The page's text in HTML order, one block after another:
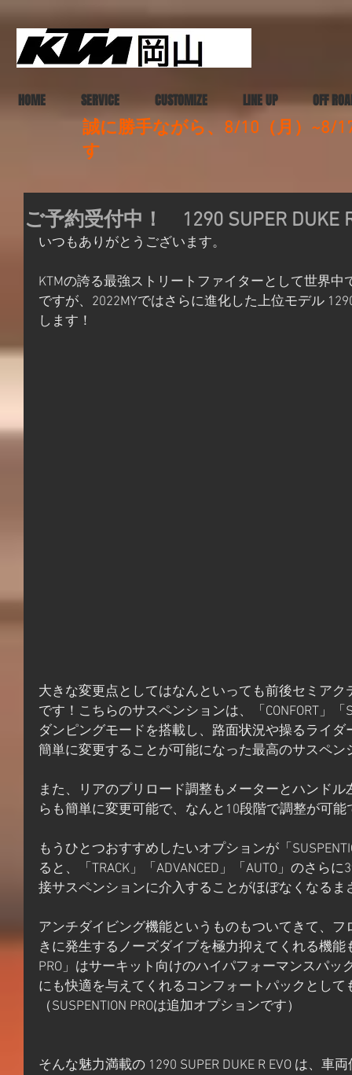
HOME SERVICE CUSTOMIZE LINE UP OFF
誠に勝手ながら、8/10（月）~8/
す
ご予約受付中！ 1290 SUPER DUKE
いつもありがとうございます。
KTMの誇る最強ストリートファイターとして世界中
ですが、2022MYではさらに進化した上位モデル 1290
します！
大きな変更点としてはなんといっても前後セミア
です！こちらのサスペンションは、「CONFORT」「
ダンピングモードを搭載し、路面状況や操るライ
簡単に変更することが可能になった最高のサスペン
また、リアのプリロード調整もメーターとハンド
らも簡単に変更可能で、なんと10段階で調整が可能
もうひとつおすすめしたいオプションが「
ると、「TRACK」「ADVANCED」「AUTO」のさら
接サスペンションに介入することがほぼなくなるま
アンチダイビング機能というものもついてきて、
きに発生するノーズダイブを極力抑えてくれる機能
PRO」はサーキット向けのハイパフォーマンスパッ
にも快適を与えてくれるコンフォートパックとして
（SUSPENTION PROは追加オプションです）
そんな魅力満載の 1290 SUPER DUKE R EVO は、車